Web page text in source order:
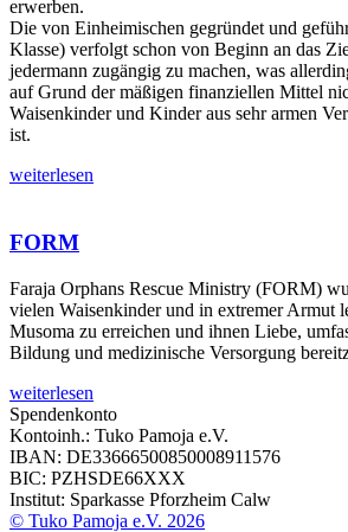
erwerben.
Die von Einheimischen gegründet und
Klasse) verfolgt schon von Beginn an das
jedermann zugängig zu machen, was
auf Grund der mäßigen finanziellen Mittel
Waisenkinder und Kinder aus sehr armen
ist.
weiterlesen
FORM
Faraja Orphans Rescue Ministry (FORM)
vielen Waisenkinder und in extremer Armut
Musoma zu erreichen und ihnen Liebe,
Bildung und medizinische Versorgung
weiterlesen
Spendenkonto
Kontoinh.: Tuko Pamoja e.V.
IBAN: DE33666500850008911576
BIC: PZHSDE66XXX
Institut: Sparkasse Pforzheim Calw
© Tuko Pamoja e.V. 2026